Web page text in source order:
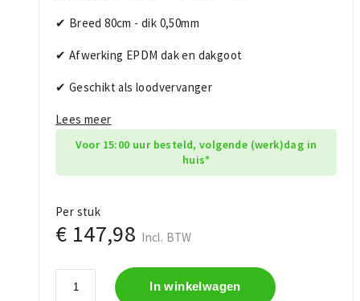
✔ Breed 80cm - dik 0,50mm
✔ Afwerking EPDM dak en dakgoot
✔ Geschikt als loodvervanger
Lees meer
Voor 15:00 uur besteld, volgende (werk)dag in
huis*
Per stuk
€ 147,98 Incl. BTW
In winkelwagen